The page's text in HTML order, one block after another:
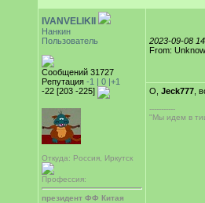
IVANVELIKII
Нанкин
Пользователь
Сообщений 31727
Репутация -1 | 0 |+1
-22 [203 -225]
Откуда: Россия, Иркутск
Профессия:
президент ФФ Китая
2023-09-08
From:
О, Jeck777 ,
-----------
"Мы идем в